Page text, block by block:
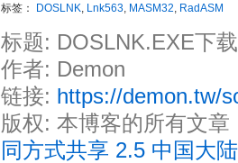
标签： DOSLNK, Lnk563, MASM32, RadASM
标题: DOSLNK.EXE下载
作者: Demon
链接: https://demon.tw/
版权: 本博客的所有文章
同方式共享 2.5 中国大陆